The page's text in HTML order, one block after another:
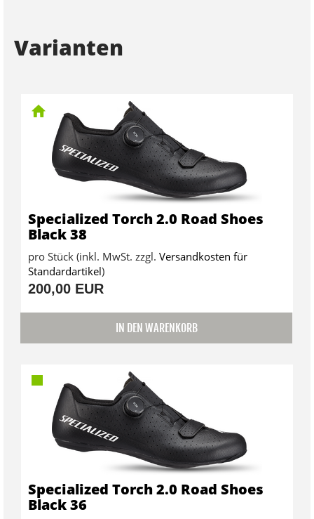
Varianten
Specialized Torch 2.0 Road Shoes
Black 38
pro Stück (inkl. MwSt. zzgl. Versandkosten für
Standardartikel)
200,00 EUR
IN DEN WARENKORB
Specialized Torch 2.0 Road Shoes
Black 36